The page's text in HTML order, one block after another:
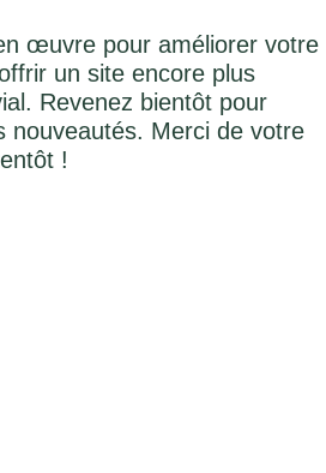
œuvre pour améliorer votre
un site encore plus
Revenez bientôt pour
nouveautés. Merci de votre
!